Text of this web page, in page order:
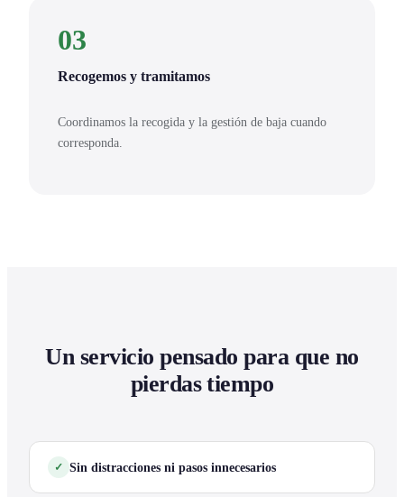
03
Recogemos y tramitamos
Coordinamos la recogida y la gestión de baja cuando
corresponda.
Un servicio pensado para que no
pierdas tiempo
Sin distracciones ni pasos innecesarios